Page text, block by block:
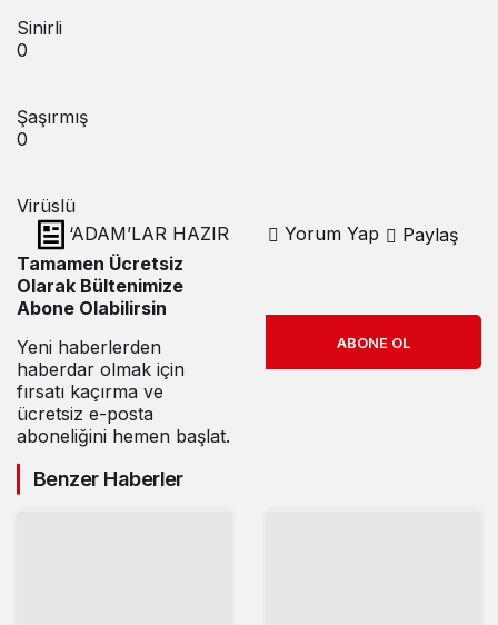
Sinirli
0
Şaşırmış
0
Virüslü
‘ADAM’LAR HAZIR
Yorum Yap
Paylaş
Tamamen Ücretsiz
Olarak Bültenimize
Abone Olabilirsin
Yeni haberlerden
haberdar olmak için
fırsatı kaçırma ve
ücretsiz e-posta
aboneliğini hemen başlat.
ABONE OL
Benzer Haberler